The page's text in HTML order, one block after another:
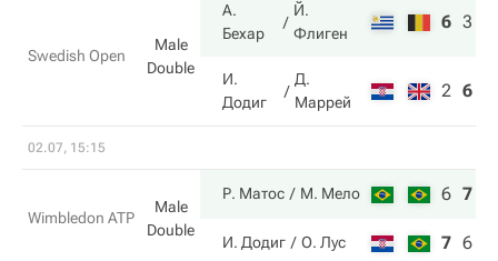
Swedish Open
Male
Double
А.
Бехар
Й.
Флиген
6 3
И.
Додиг
Д.
Маррей
2 6
02.07, 15:15
Wimbledon ATP
Male
Double
Р. Матос М. Мело 6 7
И. Додиг О. Лус 7 6